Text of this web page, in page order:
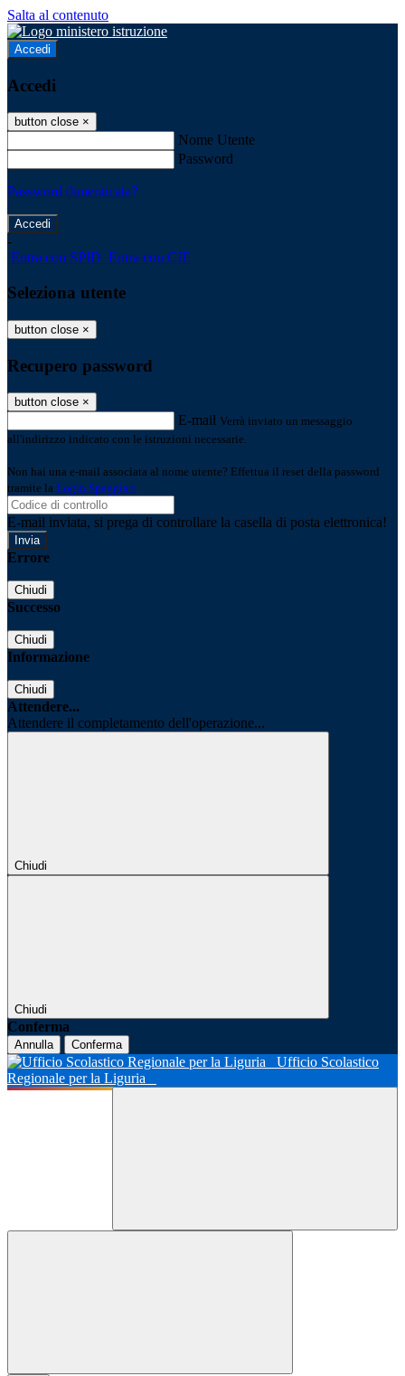
Salta al contenuto
Accedi
Accedi
button close ×
Nome Utente
Password
Password dimenticata?
-
Entra con SPID Entra con CIE
Seleziona utente
button close ×
Recupero password
button close ×
E-mail Verrà inviato un messaggio
all'indirizzo indicato con le istruzioni necessarie.
Non hai una e-mail associata al nome utente? Effettua il reset della password
tramite la Login Spaggiari
E-mail inviata, si prega di controllare la casella di posta elettronica!
Errore
Chiudi
Successo
Chiudi
Informazione
Chiudi
Attendere...
Attendere il completamento dell'operazione...
Chiudi
Chiudi
Conferma
Annulla Conferma
Ufficio Scolastico
Regionale per la Liguria